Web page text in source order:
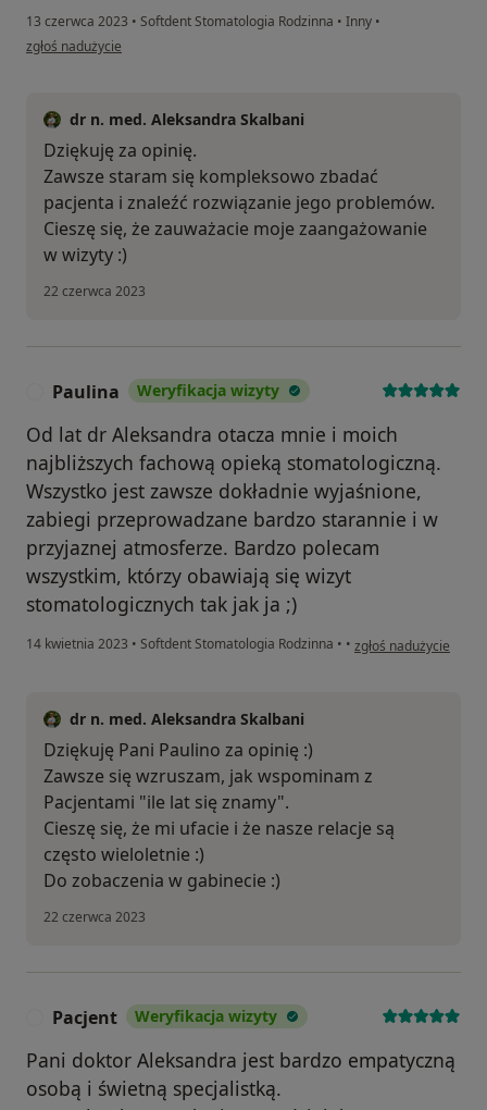
13 czerwca 2023 • Softdent Stomatologia Rodzinna • Inny •
w opinii użytkownika KW
zgłoś nadużycie
dr n. med. Aleksandra Skalbani
Dziękuję za opinię.
Zawsze staram się kompleksowo zbadać
pacjenta i znaleźć rozwiązanie jego problemów.
Cieszę się, że zauważacie moje zaangażowanie
w wizyty :)
22 czerwca 2023
Paulina Weryfikacja wizyty
Od lat dr Aleksandra otacza mnie i moich
najbliższych fachową opieką stomatologiczną.
Wszystko jest zawsze dokładnie wyjaśnione,
zabiegi przeprowadzane bardzo starannie i w
przyjaznej atmosferze. Bardzo polecam
wszystkim, którzy obawiają się wizyt
stomatologicznych tak jak ja ;)
14 kwietnia 2023 • Softdent Stomatologia Rodzinna • • w opinii użytkownika
zgłoś nadużycie
dr n. med. Aleksandra Skalbani
Dziękuję Pani Paulino za opinię :)
Zawsze się wzruszam, jak wspominam z
Pacjentami "ile lat się znamy".
Cieszę się, że mi ufacie i że nasze relacje są
często wieloletnie :)
Do zobaczenia w gabinecie :)
22 czerwca 2023
Pacjent Weryfikacja wizyty
Pani doktor Aleksandra jest bardzo empatyczną
osobą i świetną specjalistką.